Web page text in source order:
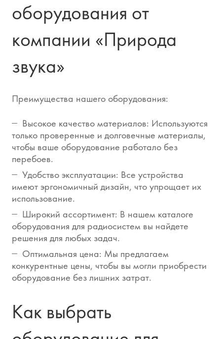
оборудования от
компании «Природа
звука»
Преимущества нашего оборудования:
Высокое качество материалов: Используются
только проверенные и долговечные материалы,
чтобы ваше оборудование работало без
перебоев.
Удобство эксплуатации: Все устройства
имеют эргономичный дизайн, что упрощает их
использование.
Широкий ассортимент: В нашем каталоге
оборудования для радиосистем вы найдете
решения для любых задач.
Оптимальная цена: Мы предлагаем
конкурентные цены, чтобы вы могли приобрести
оборудование без лишних затрат.
Как выбрать